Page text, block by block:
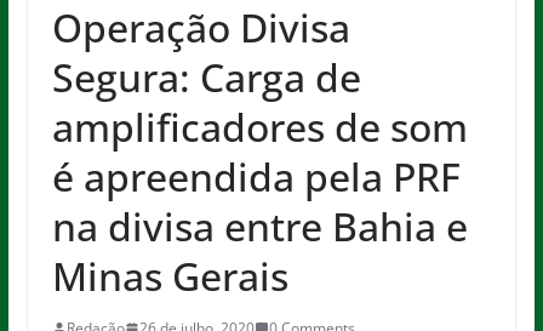
Operação Divisa
Segura: Carga de
amplificadores de som
é apreendida pela PRF
na divisa entre Bahia e
Minas Gerais